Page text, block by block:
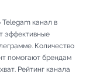
канал в
эффективные
Количество
помогают брендам
Рейтинг канала